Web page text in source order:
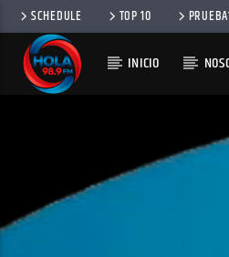
SCHEDULE TOP 10
INICIO